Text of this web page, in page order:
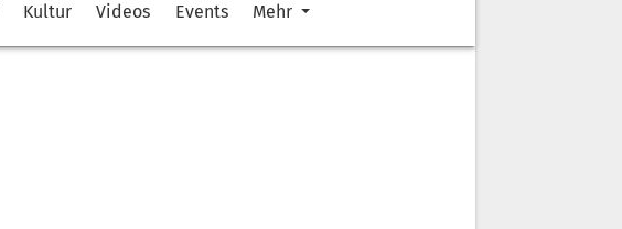
Kultur Videos Events Mehr